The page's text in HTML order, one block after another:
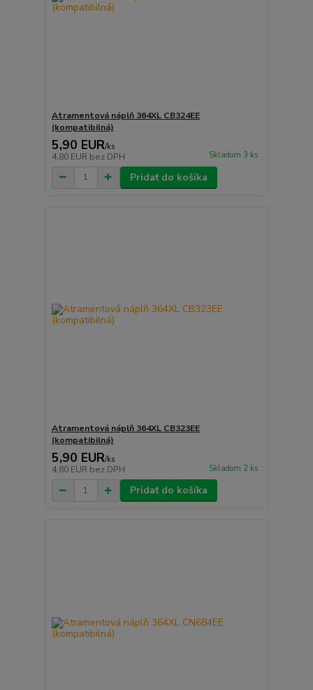
Atramentová náplň 364XL CB324EE
(kompatibilná)
5,90 EUR/ks
4,80 EUR bez DPH Skladom 3 ks
Pridať do košíka
Atramentová náplň 364XL CB323EE
(kompatibilná)
5,90 EUR/ks
4,80 EUR bez DPH Skladom 2 ks
Pridať do košíka